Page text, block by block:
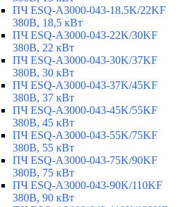
ПЧ ESQ-A3000-043-18.5K/22KF
380В, 18,5 кВт
ПЧ ESQ-A3000-043-22K/30KF
380В, 22 кВт
ПЧ ESQ-A3000-043-30K/37KF
380В, 30 кВт
ПЧ ESQ-A3000-043-37K/45KF
380В, 37 кВт
ПЧ ESQ-A3000-043-45K/55KF
380В, 45 кВт
ПЧ ESQ-A3000-043-55K/75KF
380В, 55 кВт
ПЧ ESQ-A3000-043-75K/90KF
380В, 75 кВт
ПЧ ESQ-A3000-043-90K/110KF
380В, 90 кВт